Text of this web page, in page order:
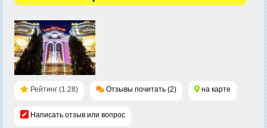
Рейтинг (1.28) Отзывы почитать (2) на карте
Написать отзыв или вопрос